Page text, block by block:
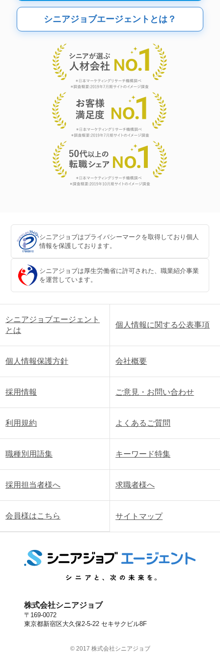
シニアジョブエージェントとは？
シニアジョブはプライバシーマークを取得しており個人
情報を保護しております。
シニアジョブは厚生労働省に許可された、職業紹介事業
を運営しています。
シニアジョブエージェント
とは
個人情報に関する公表事項
個人情報保護方針 会社概要
採用情報 ご意見・お問い合わせ
利用規約 よくあるご質問
職種別用語集 キーワード特集
採用担当者様へ 求職者様へ
会員様はこちら サイトマップ
株式会社シニアジョブ
〒169-0072
東京都新宿区大久保2-5-22 セキサクビル8F
© 2017 株式会社シニアジョブ